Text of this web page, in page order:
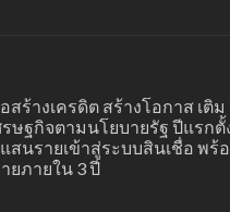
ร้างเครดิต สร้างโอกาส เติม
รษฐกิจตามนโยบายรัฐ ปีแรกตั้
สนรายเข้าสู่ระบบสินเชื่อ พร้
ยภายใน 3 ปี